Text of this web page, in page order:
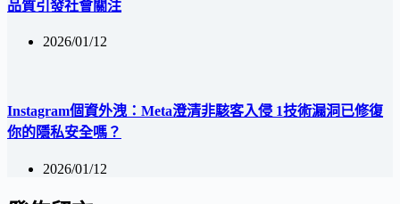
品質引發社會關注
2026/01/12
Instagram個資外洩：Meta澄清非駭客入侵 1技術漏洞已修復
你的隱私安全嗎？
2026/01/12